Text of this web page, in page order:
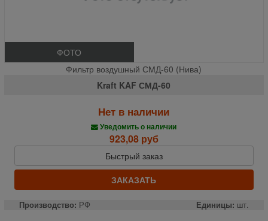
ФОТО
Фильтр воздушный СМД-60 (Нива)
Kraft KAF СМД-60
Нет в наличии
Уведомить о наличии
923,08 руб
Быстрый заказ
ЗАКАЗАТЬ
Производство: РФ Единицы: шт.